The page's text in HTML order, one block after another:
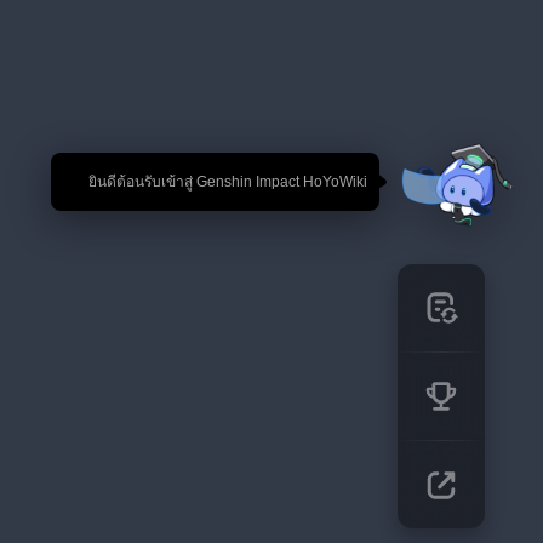
🎉 ยินดีต้อนรับเข้าสู่ Genshin Impact HoYoWiki